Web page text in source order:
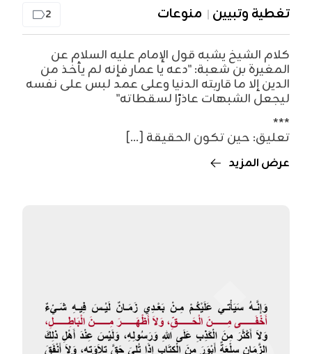
تغطية وتبيين منوعات 2
كلام الشيخ يشبه قول الإمام عليه السلام عن
المغيرة بن شعبة: "دعه يا عمار فإنه لم يأخذ من
الدين إلا ما قاربته الدنيا وعلى عمد لبس على نفسه
ليجعل الشبهات عاذرًا لسقطاته"
***
تعليق: حين تكون الحقيقة [...]
عرض المزيد